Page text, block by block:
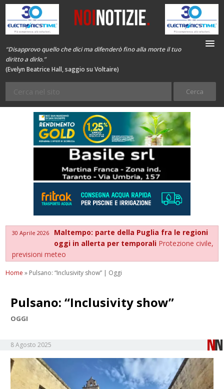
“Disapprovo quello che dici ma difenderò fino alla morte il tuo
diritto a dirlo.”
(Evelyn Beatrice Hall, saggio su Voltaire)
30 Aprile 2026
Maltempo: parte della Puglia fra le regioni
oggi in allerta per temporali Protezione civile,
previsioni meteo
Home » Pulsano: “Inclusivity show” | Oggi
Pulsano: “Inclusivity show”
OGGI
8 Agosto 2025